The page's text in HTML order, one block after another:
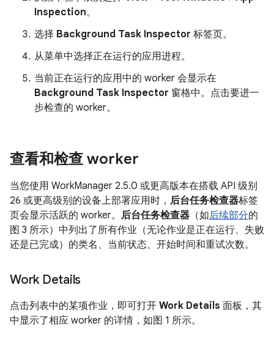
Inspection。
选择 Background Task Inspector 标签页。
从菜单中选择正在运行的应用进程。
当前正在运行的应用中的 worker 会显示在
Background Task Inspector 窗格中。点击要进一
步检查的 worker。
查看和检查 worker
当您使用 WorkManager 2.5.0 或更高版本在搭载 API 级别
26 或更高级别的设备上部署应用时， 后台任务检查器标签
页会显示活跃的 worker。 后台任务检查器 （如后续部分的
图 3 所示）中列出了所有作业（无论作业是正在运行、失败
还是已完成）的类名、当前状态、开始时间和重试次数。
Work Details
点击列表中的某项作业，即可打开 Work Details 面板，其
中显示了相应 worker 的详情，如图 1 所示。